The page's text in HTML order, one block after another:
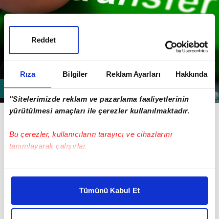
Rıza Bilgiler Reklam Ayarları Hakkında
"Sitelerimizde reklam ve pazarlama faaliyetlerinin
yürütülmesi amaçları ile çerezler kullanılmaktadır.
Bu çerezler, kullanıcıların tarayıcı ve cihazlarını
tanımlayarak çalışırlar.
Bu çerezlere izin vermeniz halinde sizlere özel
daha iyi reklam deneyimi yaşatabiliriz. Bunu yaparken
amacımızın size daha iyi bir reklam deneyimi sunmak
Tümünü Kabul Et
Reddet
Siyah-beyazlılarda sürpriz bir isim gündeme geldi.